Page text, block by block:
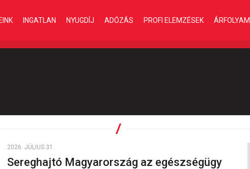
INGATLAN NYUGDÍJ ADÓZÁS PROFI ELEMZÉSEK ÁRFOLYAM
2026. JÚLIUS 31.
Sereghajtó Magyarország az egészségügy